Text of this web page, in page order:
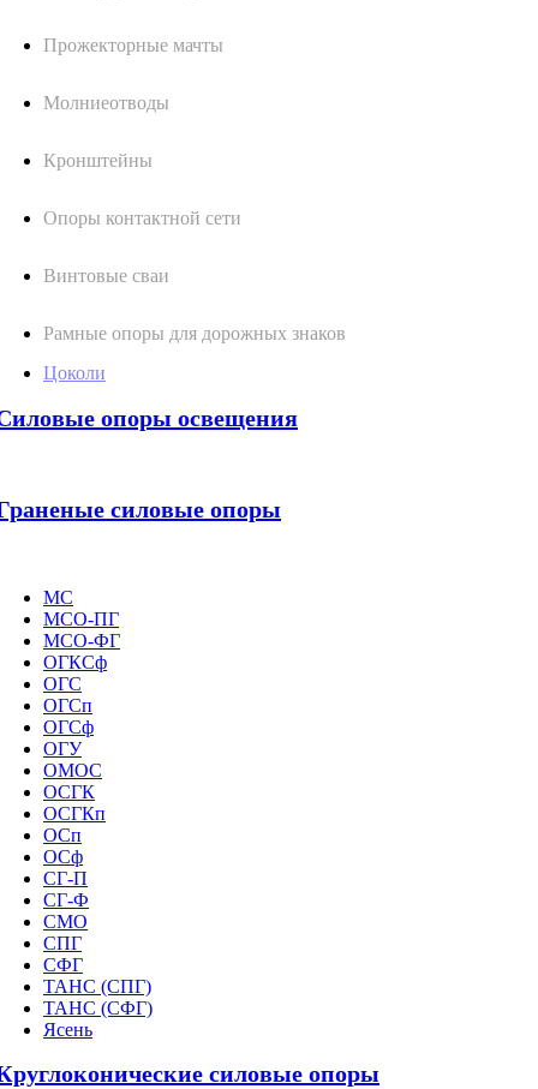
Прожекторные мачты
Молниеотводы
Кронштейны
Опоры контактной сети
Винтовые сваи
Рамные опоры для дорожных знаков
Цоколи
опоры освещения
силовые опоры
МС
МСО-ПГ
МСО-ФГ
ОГКСф
ОГС
ОГСп
ОГСф
ОГУ
ОМОС
ОСГК
ОСГКп
ОСп
ОСф
СГ-П
СГ-Ф
СМО
СПГ
СФГ
ТАНС (СПГ)
ТАНС (СФГ)
Ясень
силовые опоры